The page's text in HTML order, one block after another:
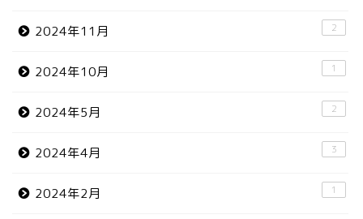
2024年11月 2
2024年10月 1
2024年5月 2
2024年4月 3
2024年2月 1